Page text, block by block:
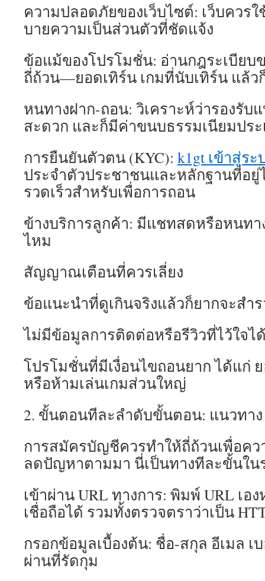
ความปลอดภัยของเว็บไซต์: เว็บควรใ
บายความเป็นส่วนตัวที่ชัดแจ้ง
ข้อแม้ของโปรโมชั่น: อ่านกฎระเบียบ
ถี่ถ้วน—ยอดเทิร์น เกมที่นับเทิร์น แล้ว
หนทางฝาก-ถอน: วิเคราะห์ว่ารองรับ
สะดวก และก็มีค่าขนบธรรมเนียมปร
การยืนยันตัวตน (KYC): k1gt เข้าสู่ระ
ประจำตัวประชาชนและหลักฐานที่อยู่
รวดเร็วสำหรับเพื่อการถอน
ข้างบริการลูกค้า: มีแชทสดหรือหนท
ไหม
สัญญาณเตือนที่ควรเลี่ยง
ข้อแนะนำที่ดูเกินจริงแล้วก็ยากจะสำ
ไม่มีข้อมูลการติดต่อหรือรีวิวที่ไว้ใจไ
โปรโมชั่นที่มีเงื่อนไขถอนยาก ได้แก่
หรือห้ามเล่นเกมส่วนใหญ่
2. ขั้นตอนทีละลำดับขั้นตอน: แนวทาง
การสมัครบัญชีควรทำให้ถี่ถ้วนเพื่อค
ลดปัญหาตามมา นี่เป็นทางทีละขั้นใน
เข้าผ่าน URL ทางการ: พิมพ์ URL เอ
เชื่อถือได้ รวมทั้งตรวจตราว่าเป็น
กรอกข้อมูลเบื้องต้น: ชื่อ-สกุล อีเมล เ
ผ่านที่รัดกุม